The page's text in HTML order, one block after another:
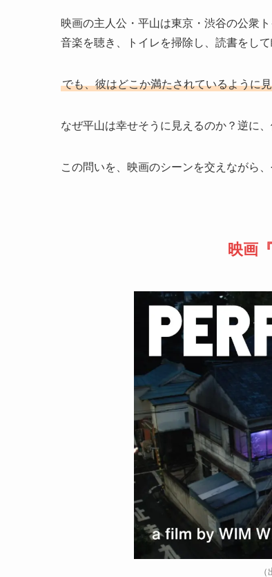
映画の主人公・平山は東京・渋谷の公衆
音楽を聴き、トイレを掃除し、読書をし
でも、彼はどこか満たされているように
なぜ平山は幸せそうに見えるのか？逆に
この問いを、映画のシーンを交えながら
映画